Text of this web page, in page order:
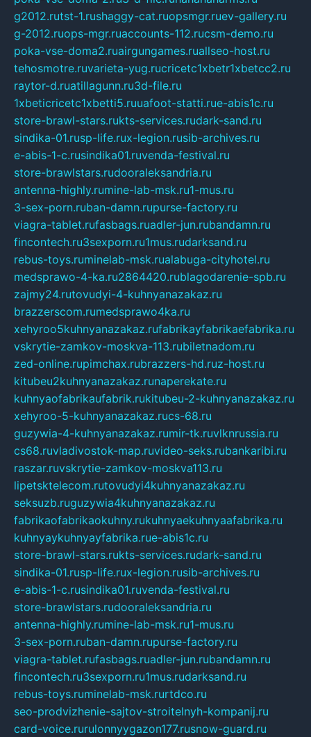
g2012.rutst-1.rushaggy-cat.ruopsmgr.ruev-gallery.ru
g-2012.ruops-mgr.ruaccounts-112.rucsm-demo.ru
poka-vse-doma2.ruairgungames.ruallseo-host.ru
tehosmotre.ruvarieta-yug.rucricetc1xbetr1xbetcc2.ru
raytor-d.ruatillagunn.ru3d-file.ru
1xbeticricetc1xbetti5.ruuafoot-statti.rue-abis1c.ru
store-brawl-stars.rukts-services.rudark-sand.ru
sindika-01.rusp-life.rux-legion.rusib-archives.ru
e-abis-1-c.rusindika01.ruvenda-festival.ru
store-brawlstars.rudooraleksandria.ru
antenna-highly.rumine-lab-msk.ru1-mus.ru
3-sex-porn.ruban-damn.rupurse-factory.ru
viagra-tablet.rufasbags.ruadler-jun.rubandamn.ru
fincontech.ru3sexporn.ru1mus.rudarksand.ru
rebus-toys.ruminelab-msk.rualabuga-cityhotel.ru
medsprawo-4-ka.ru2864420.rublagodarenie-spb.ru
zajmy24.rutovudyi-4-kuhnyanazakaz.ru
brazzerscom.rumedsprawo4ka.ru
xehyroo5kuhnyanazakaz.rufabrikayfabrikaefabrika.ru
vskrytie-zamkov-moskva-113.rubiletnadom.ru
zed-online.rupimchax.rubrazzers-hd.ruz-host.ru
kitubeu2kuhnyanazakaz.runaperekate.ru
kuhnyaofabrikaufabrik.rukitubeu-2-kuhnyanazakaz.ru
xehyroo-5-kuhnyanazakaz.rucs-68.ru
guzywia-4-kuhnyanazakaz.rumir-tk.ruvlknrussia.ru
cs68.ruvladivostok-map.ruvideo-seks.rubankaribi.ru
raszar.ruvskrytie-zamkov-moskva113.ru
lipetsktelecom.rutovudyi4kuhnyanazakaz.ru
seksuzb.ruguzywia4kuhnyanazakaz.ru
fabrikaofabrikaokuhny.rukuhnyaekuhnyaafabrika.ru
kuhnyaykuhnyayfabrika.rue-abis1c.ru
store-brawl-stars.rukts-services.rudark-sand.ru
sindika-01.rusp-life.rux-legion.rusib-archives.ru
e-abis-1-c.rusindika01.ruvenda-festival.ru
store-brawlstars.rudooraleksandria.ru
antenna-highly.rumine-lab-msk.ru1-mus.ru
3-sex-porn.ruban-damn.rupurse-factory.ru
viagra-tablet.rufasbags.ruadler-jun.rubandamn.ru
fincontech.ru3sexporn.ru1mus.rudarksand.ru
rebus-toys.ruminelab-msk.rurtdco.ru
seo-prodvizhenie-sajtov-stroitelnyh-kompanij.ru
card-voice.rurulonnyygazon177.rusnow-guard.ru